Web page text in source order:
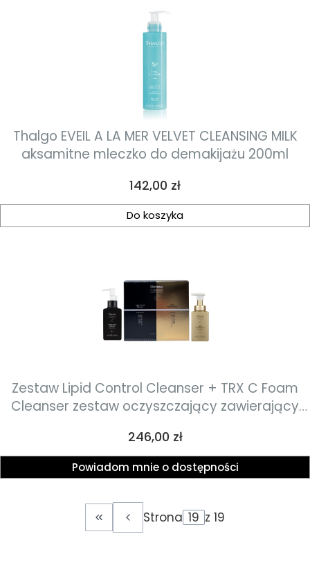
Thalgo EVEIL A LA MER VELVET CLEANSING MILK
aksamitne mleczko do demakijażu 200ml
Cena
142,00 zł
Do koszyka
Zestaw Lipid Control Cleanser + TRX C Foam
Cleanser zestaw oczyszczający zawierający
hydrolipidową skóry oraz luksusowa pianka o
działaniu przeciwstarzeniowym 300 ml
Cena
246,00 zł
Powiadom mnie o dostępności
Wróć do pierwszej strony z produktami
Strona z 19